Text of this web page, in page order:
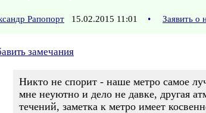
Рапопорт 15.02.2015 11:01 • Заявить о
замечания
Никто не спорит - наше метро самое
мне неуютно и дело не давке, другая
течений, заметка к метро имеет